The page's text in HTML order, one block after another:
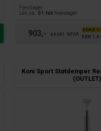
Fjernlager
Lev. ca.: 01-feb hverdager
903,-
SPAR
FØR
Koni Sport Støtdemper
(OUTLET)